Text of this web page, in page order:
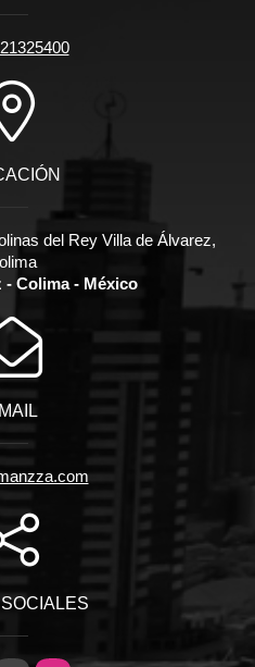
del Rey Villa de Álvarez,
- Colima - México